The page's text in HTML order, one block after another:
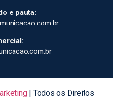
e pauta:
| Todos os Direitos